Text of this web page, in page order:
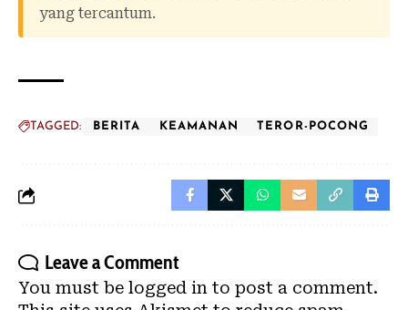
yang tercantum.
TAGGED: BERITA KEAMANAN TEROR-POCONG
Leave a Comment
You must be logged in to post a comment.